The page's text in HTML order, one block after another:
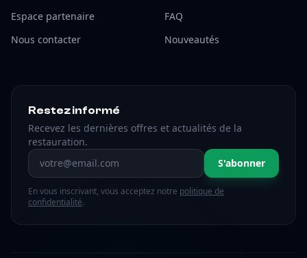
Espace partenaire
Nous contacter
FAQ
Nouveautés
Restez informé
Recevez les dernières offres et actualités de la
restauration.
Adresse email S'abonner
En vous inscrivant, vous acceptez notre politique de
confidentialité.